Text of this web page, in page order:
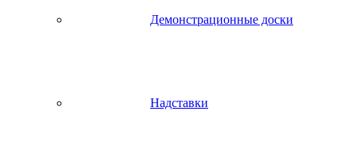
Демонстрационные доски
Надставки